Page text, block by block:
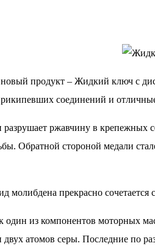
продукт – Жидкий ключ с
соединений и
ржавчину в крепежных
Обратной стороной медали
молибдена прекрасно
из компонентов моторных
атомов серы. Последние по